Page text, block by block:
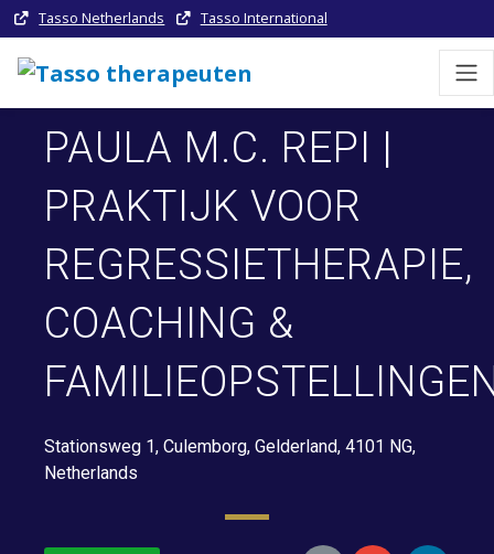
Tasso Netherlands Tasso International
PAULA M.C. REPI |
PRAKTIJK VOOR
REGRESSIETHERAPIE,
COACHING &
Stationsweg 1, Culemborg, Gelderland, 4101 NG,
Netherlands